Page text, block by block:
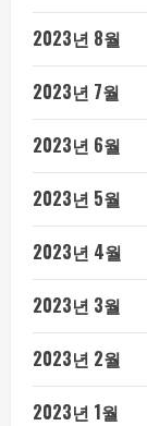
2023년 8월
2023년 7월
2023년 6월
2023년 5월
2023년 4월
2023년 3월
2023년 2월
2023년 1월